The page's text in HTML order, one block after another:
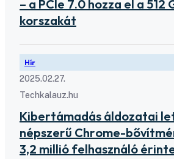
– a PCIe 7.0 hozza el a 512
korszakát
Hír
2025.02.27.
Techkalauz.hu
Kibertámadás áldozatai
népszerű Chrome-
3,2 millió felhasználó